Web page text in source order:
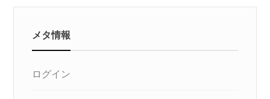
メタ情報
ログイン